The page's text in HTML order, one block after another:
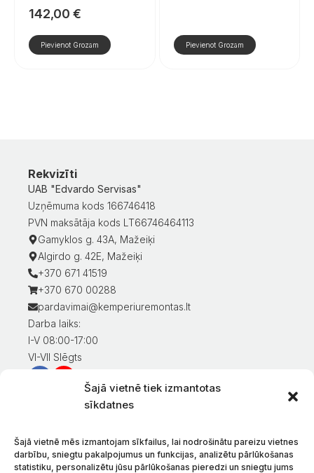
Šajā vietnē tiek izmantotas
sīkdatnes
Šajā vietnē mēs izmantojam sīkfailus, lai nodrošinātu pareizu vietnes
darbību, sniegtu pakalpojumus un funkcijas, analizētu pārlūkošanas
statistiku, personalizētu jūsu pārlūkošanas pieredzi un sniegtu jums
142,00 €
Pievienot Grozam Pievienot Grozam
Rekvizīti
UAB "Edvardo Servisas"
Uzņēmuma kods 166746418
PVN maksātāja kods LT66746464113
Gamyklos g. 43A, Mažeiķi
Algirdo g. 42E, Mažeiķi
+370 671 41519
+370 670 00288
pardavimai@kemperiuremontas.lt
Darba laiks:
I-V 08:00-17:00
VI-VII Slēgts
Informācija klientiem
Preču piegāde
Preču atgriešana